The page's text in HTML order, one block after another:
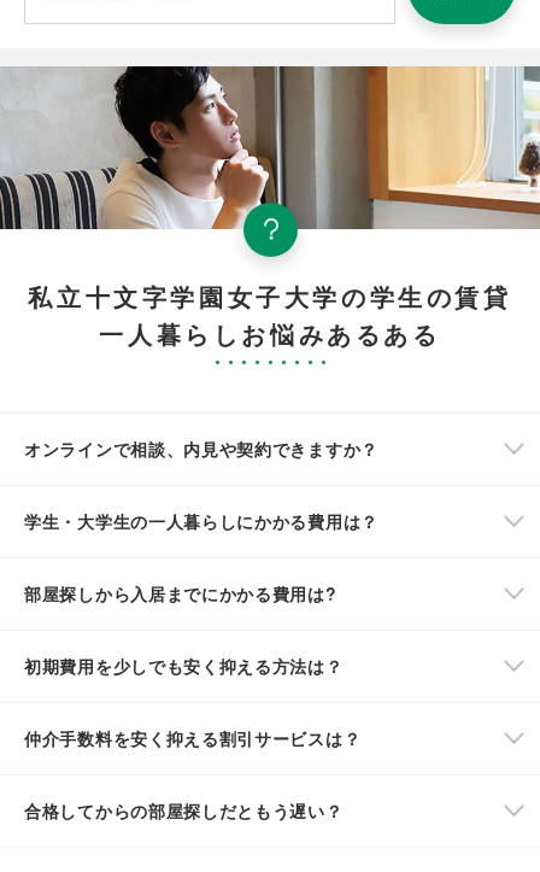
私立十文字学園女子大学の学生の賃貸
一人暮らしお悩みあるある
オンラインで相談、内見や契約できますか？
学生・大学生の一人暮らしにかかる費用は？
部屋探しから入居までにかかる費用は?
初期費用を少しでも安く抑える方法は？
仲介手数料を安く抑える割引サービスは？
合格してからの部屋探しだともう遅い？